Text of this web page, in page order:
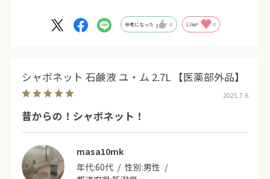
参考になった 0 Like! 0
シャボネット 石鹸液 ユ・ム 2.7L 【医薬部外品】
2025.7.6
昔からの！シャボネット！
masa10mk
年代:60代 性別:男性